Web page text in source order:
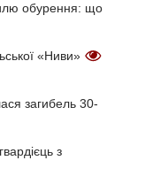
обурення: що
«Ниви»
загибель 30-
з